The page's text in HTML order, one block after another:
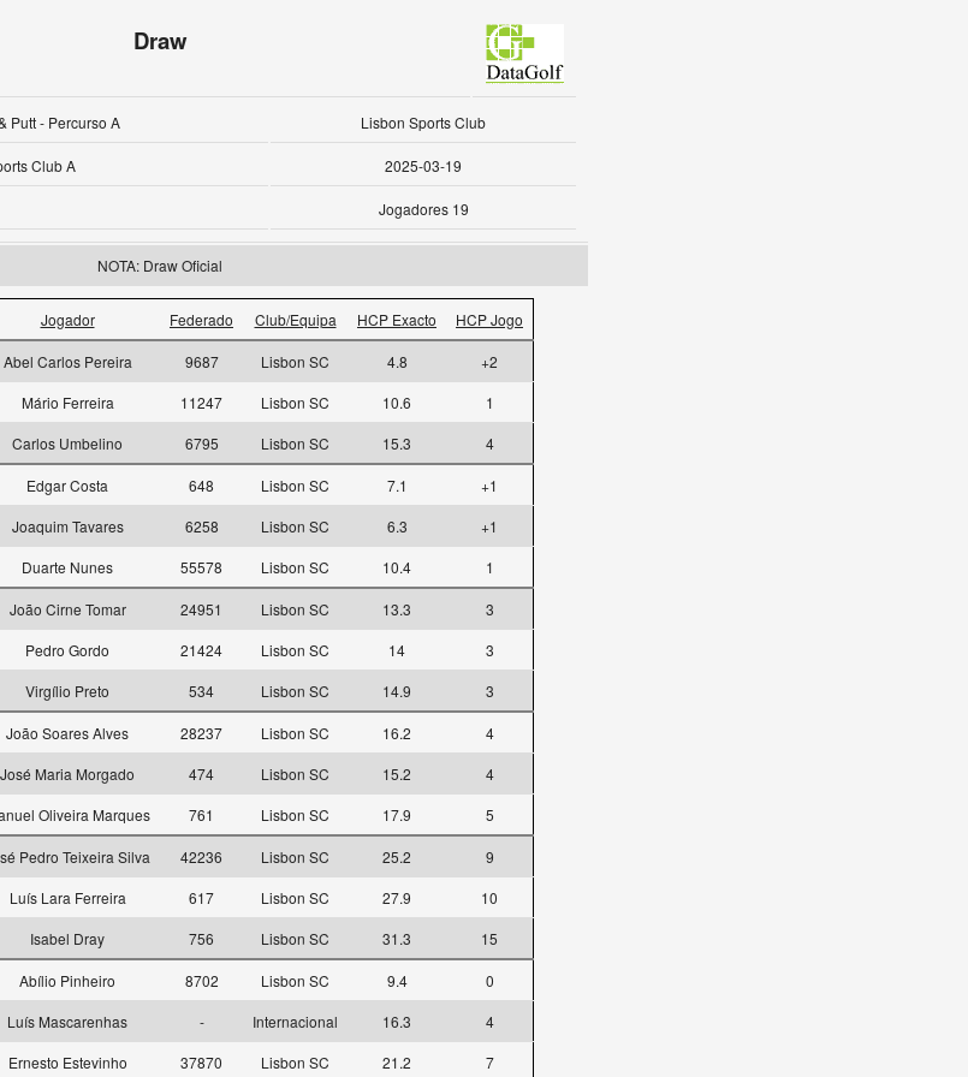
Draw
Putt - Percurso A Lisbon Sports Club
Club A 2025-03-19
Jogadores 19
NOTA: Draw Oficial
Jogador Federado Club/Equipa HCP Exacto HCP Jogo
Abel Carlos Pereira 9687 Lisbon SC 4.8
+2
Mário Ferreira 11247 Lisbon SC 10.6
1
Carlos Umbelino 6795 Lisbon SC 15.3 4
Edgar Costa 648 Lisbon SC 7.1
+1
Joaquim Tavares 6258 Lisbon SC 6.3
+1
Duarte Nunes 55578 Lisbon SC 10.4 1
João Cirne Tomar 24951 Lisbon SC 13.3
3
Pedro Gordo 21424 Lisbon SC 14
3
Virgílio Preto 534 Lisbon SC 14.9 3
João Soares Alves 28237 Lisbon SC 16.2
4
José Maria Morgado 474 Lisbon SC 15.2
4
Oliveira Marques 761 Lisbon SC 17.9 5
Pedro Teixeira Silva 42236 Lisbon SC 25.2
9
Luís Lara Ferreira 617 Lisbon SC 27.9
10
Isabel Dray 756 Lisbon SC 31.3 15
Abílio Pinheiro 8702 Lisbon SC 9.4
0
Luís Mascarenhas - Internacional 16.3
4
Ernesto Estevinho 37870 Lisbon SC 21.2 7